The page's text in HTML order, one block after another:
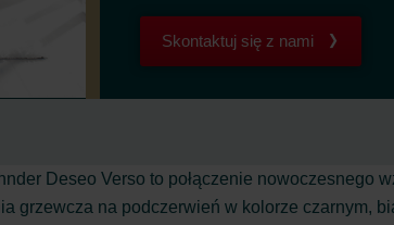
Skontaktuj się z nami
Deseo Verso to połączenie nowoczesnego
grzewcza na podczerwień w kolorze czarnym,